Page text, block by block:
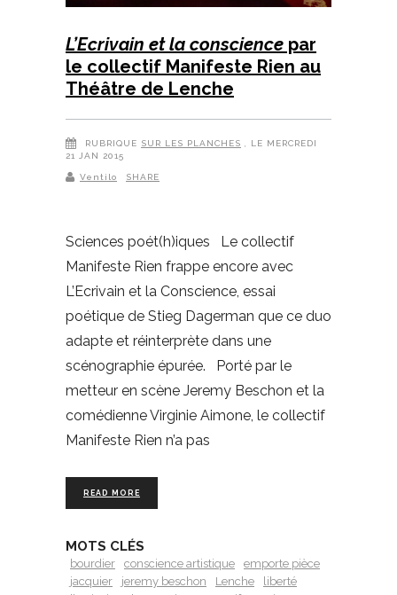
L’Ecrivain et la conscience par
le collectif Manifeste Rien au
Théâtre de Lenche
RUBRIQUE SUR LES PLANCHES
, LE MERCREDI
21 JAN 2015
Ventilo SHARE
Sciences poét(h)iques Le collectif
Manifeste Rien frappe encore avec
L’Ecrivain et la Conscience, essai
poétique de Stieg Dagerman que ce duo
adapte et réinterprète dans une
scénographie épurée. Porté par le
metteur en scène Jeremy Beschon et la
comédienne Virginie Aimone, le collectif
Manifeste Rien n’a pas
READ MORE
MOTS CLÉS
bourdier conscience artistique
emporte pièce
jacquier
jeremy beschon Lenche
liberté